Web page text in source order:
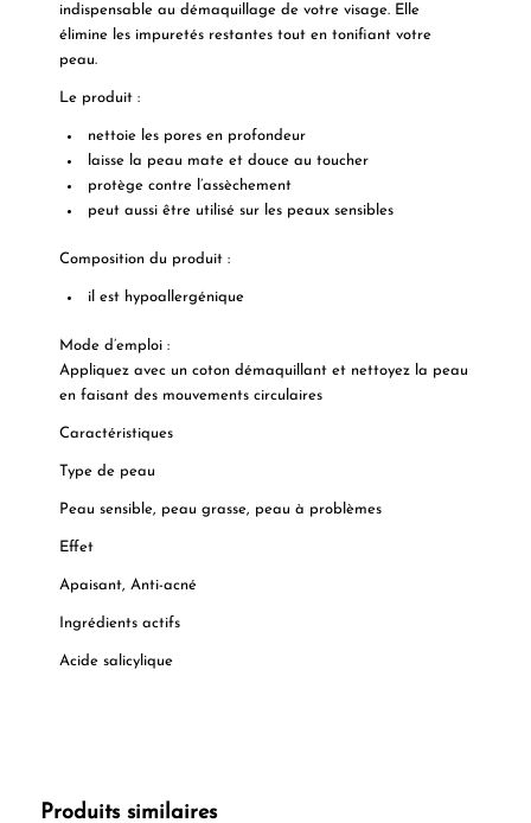
indispensable au démaquillage de votre visage. Elle
élimine les impuretés restantes tout en tonifiant votre
peau.
Le produit :
nettoie les pores en profondeur
laisse la peau mate et douce au toucher
protège contre l’assèchement
peut aussi être utilisé sur les peaux sensibles
Composition du produit :
il est hypoallergénique
Mode d’emploi :
Appliquez avec un coton démaquillant et nettoyez la peau
en faisant des mouvements circulaires
Caractéristiques
Type de peau
Peau sensible, peau grasse, peau à problèmes
Effet
Apaisant, Anti-acné
Ingrédients actifs
Acide salicylique
Produits similaires